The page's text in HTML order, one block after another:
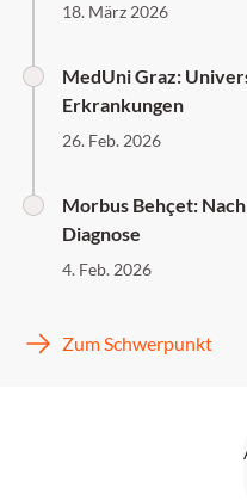
18. März 2026
MedUni Graz:
Erkrankungen
26. Feb. 2026
Morbus Behçet:
Diagnose
4. Feb. 2026
Zum Schwerpunkt